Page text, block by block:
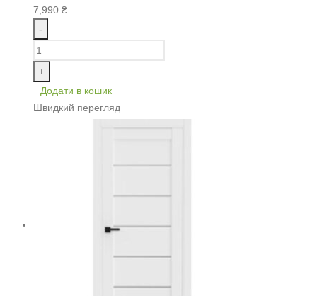
7,990 ₴
-
+
Додати в кошик
Швидкий перегляд